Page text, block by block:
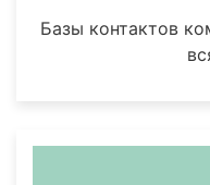
Базы контактов